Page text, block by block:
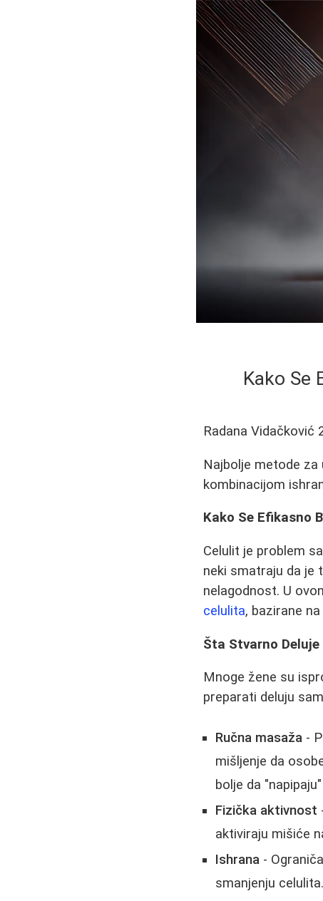
Kako Se
Radana Vidačković
Najbolje metode
kombinacijom
Kako Se Efikasno
Celulit je problem
neki smatraju da je
nelagodnost. U
celulita, bazirane
Šta Stvarno
Mnoge žene su
preparati deluju
Ručna masaža -
mišljenje da
bolje da
Fizička aktivnost
aktiviraju mišiće
Ishrana -
smanjenju celulita.